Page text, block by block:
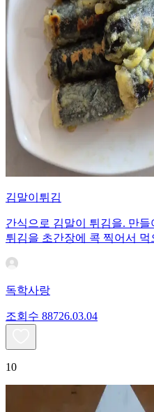
김말이튀김
간식으로 김말이 튀김을. 만
튀김을 초간장에 콕 찍어서
독학사랑
조회수 88726.03.04
10